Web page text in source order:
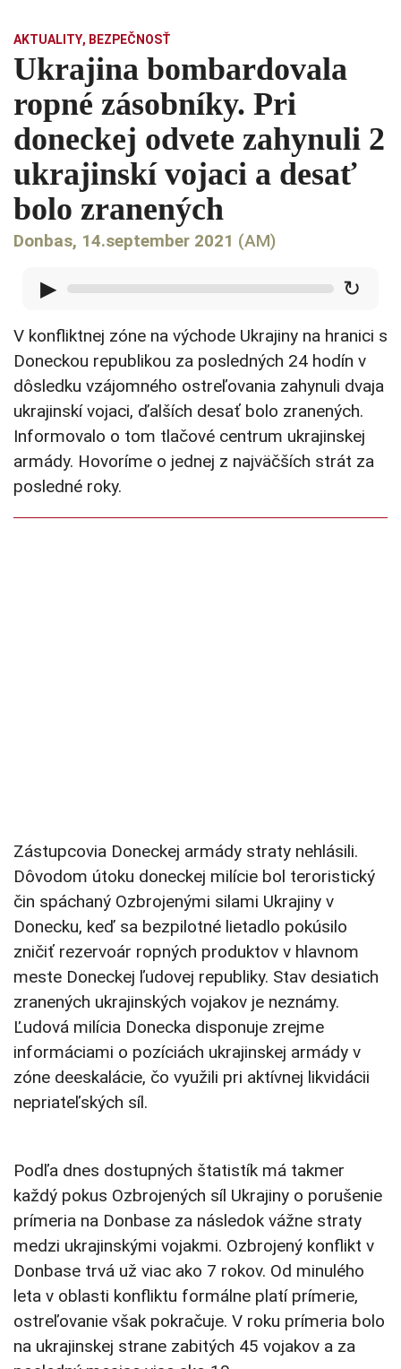
AKTUALITY, BEZPEČNOSŤ
Ukrajina bombardovala
ropné zásobníky. Pri
doneckej odvete zahynuli 2
ukrajinskí vojaci a desať
bolo zranených
Donbas, 14.september 2021 (AM)
▶ ↻
V konfliktnej zóne na východe Ukrajiny na hranici s
Doneckou republikou za posledných 24 hodín v
dôsledku vzájomného ostreľovania zahynuli dvaja
ukrajinskí vojaci, ďalších desať bolo zranených.
Informovalo o tom tlačové centrum ukrajinskej
armády. Hovoríme o jednej z najväčších strát za
posledné roky.
Zástupcovia Doneckej armády straty nehlásili.
Dôvodom útoku doneckej milície bol teroristický
čin spáchaný Ozbrojenými silami Ukrajiny v
Donecku, keď sa bezpilotné lietadlo pokúsilo
zničiť rezervoár ropných produktov v hlavnom
meste Doneckej ľudovej republiky. Stav desiatich
zranených ukrajinských vojakov je neznámy.
Ľudová milícia Donecka disponuje zrejme
informáciami o pozíciách ukrajinskej armády v
zóne deeskalácie, čo využili pri aktívnej likvidácii
nepriateľských síl.
Podľa dnes dostupných štatistík má takmer
každý pokus Ozbrojených síl Ukrajiny o porušenie
prímeria na Donbase za následok vážne straty
medzi ukrajinskými vojakmi. Ozbrojený konflikt v
Donbase trvá už viac ako 7 rokov. Od minulého
leta v oblasti konfliktu formálne platí prímerie,
ostreľovanie však pokračuje. V roku prímeria bolo
na ukrajinskej strane zabitých 45 vojakov a za